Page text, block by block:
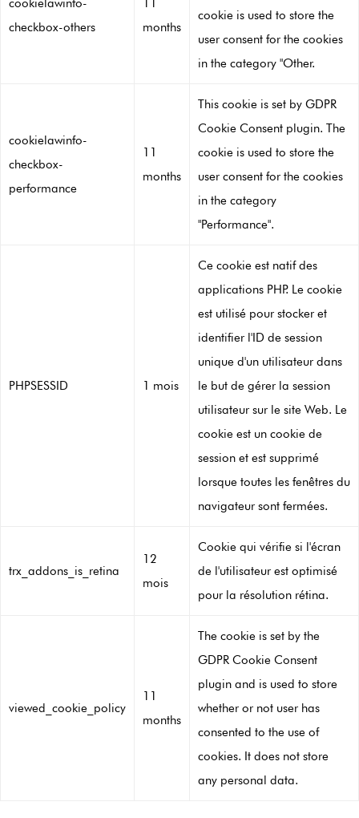
cookielawinfo-
checkbox-others
11
months
cookie is used to store the
user consent for the cookies
in the category "Other.
cookielawinfo-
checkbox-
performance
11
months
This cookie is set by GDPR
Cookie Consent plugin. The
cookie is used to store the
user consent for the cookies
in the category
"Performance".
PHPSESSID 1 mois
Ce cookie est natif des
applications PHP. Le cookie
est utilisé pour stocker et
identifier l'ID de session
unique d'un utilisateur dans
le but de gérer la session
utilisateur sur le site Web. Le
cookie est un cookie de
session et est supprimé
lorsque toutes les fenêtres du
navigateur sont fermées.
trx_addons_is_retina
12
mois
Cookie qui vérifie si l'écran
de l'utilisateur est optimisé
pour la résolution rétina.
viewed_cookie_policy
11
months
The cookie is set by the
GDPR Cookie Consent
plugin and is used to store
whether or not user has
consented to the use of
cookies. It does not store
any personal data.